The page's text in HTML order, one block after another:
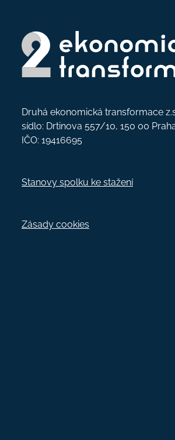
Druhá ekonomická transformace
sídlo: Drtinova 557/10, 150 00
IČO: 19416695
Stanovy spolku ke stažení
Zásady cookies